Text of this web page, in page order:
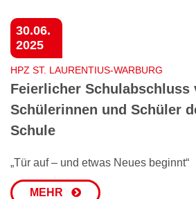
30.06.
2025
HPZ ST. LAURENTIUS-WARBURG
Feierlicher Schulabschluss
Schülerinnen und Schüler
Schule
„Tür auf – und etwas Neues beginnt“
MEHR